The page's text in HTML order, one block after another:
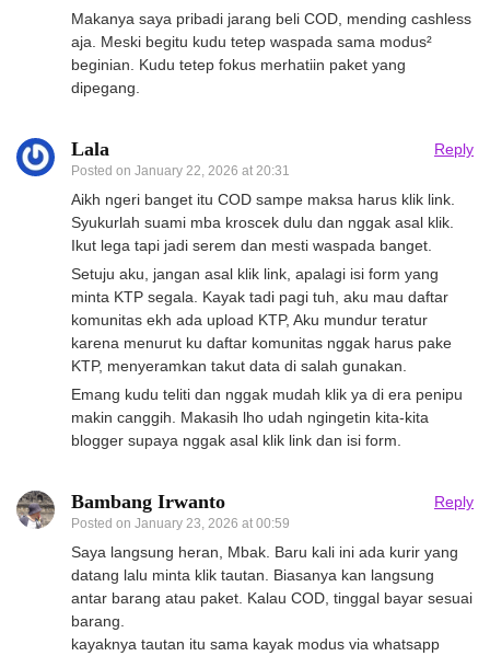
Makanya saya pribadi jarang beli COD, mending cashless
aja. Meski begitu kudu tetep waspada sama modus²
beginian. Kudu tetep fokus merhatiin paket yang
dipegang.
Lala
Posted on January 22, 2026 at 20:31
Reply
Aikh ngeri banget itu COD sampe maksa harus klik link.
Syukurlah suami mba kroscek dulu dan nggak asal klik.
Ikut lega tapi jadi serem dan mesti waspada banget.
Setuju aku, jangan asal klik link, apalagi isi form yang
minta KTP segala. Kayak tadi pagi tuh, aku mau daftar
komunitas ekh ada upload KTP, Aku mundur teratur
karena menurut ku daftar komunitas nggak harus pake
KTP, menyeramkan takut data di salah gunakan.
Emang kudu teliti dan nggak mudah klik ya di era penipu
makin canggih. Makasih lho udah ngingetin kita-kita
blogger supaya nggak asal klik link dan isi form.
Bambang Irwanto
Posted on January 23, 2026 at 00:59
Reply
Saya langsung heran, Mbak. Baru kali ini ada kurir yang
datang lalu minta klik tautan. Biasanya kan langsung
antar barang atau paket. Kalau COD, tinggal bayar sesuai
barang.
kayaknya tautan itu sama kayak modus via whatsapp